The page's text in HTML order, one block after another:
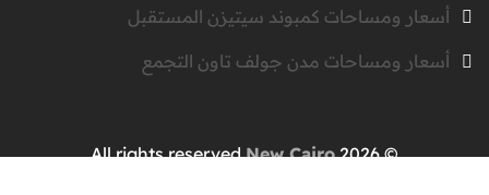
أسعار ومساحات كمبوند سيتيزن المستقبل
أسعار ومساحات مدن جولف تاون التجمع
© 2026 All rights reserved
New Cairo